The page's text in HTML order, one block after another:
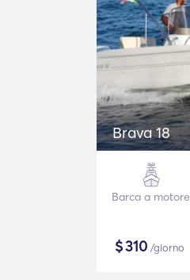
Brava 18
Barca a motore
$310 /giorno